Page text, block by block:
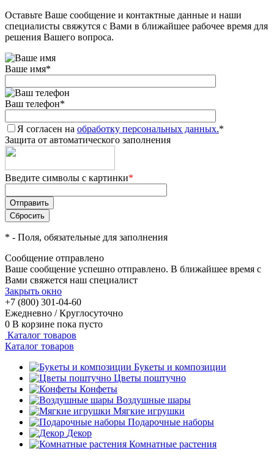
Оставьте Ваше сообщение и контактные данные и наши
специалисты свяжутся с Вами в ближайшее рабочее время для
решения Вашего вопроса.
Ваше имя*
Ваш телефон*
Я согласен на обработку персональных данных.*
Защита от автоматического заполнения
Введите символы с картинки*
* - Поля, обязательные для заполнения
Сообщение отправлено
Ваше сообщение успешно отправлено. В ближайшее время с
Вами свяжется наш специалист
Закрыть окно
+7 (800) 301-04-60
Ежедневно / Круглосуточно
0 В корзине пока пусто
Каталог товаров
Каталог товаров
Букеты и композиции
Цветы поштучно
Конфеты
Воздушные шары
Мягкие игрушки
Подарочные наборы
Декор
Комнатные растения